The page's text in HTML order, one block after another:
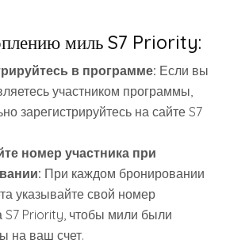
миль S7 Priority:
в программе: Если вы
участником программы,
зарегистрируйтесь на сайте S7
номер участника при
При каждом бронировании
указывайте свой номер
S7 Priority, чтобы мили были
на ваш счет.